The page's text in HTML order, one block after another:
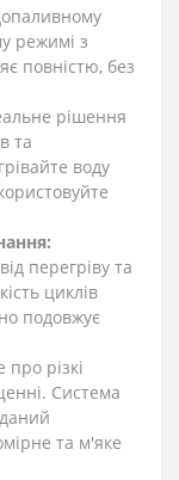
режимі з
повністю, без
рішення
та
воду
перегріву та
циклів
подовжує
про різкі
Система
та м'яке